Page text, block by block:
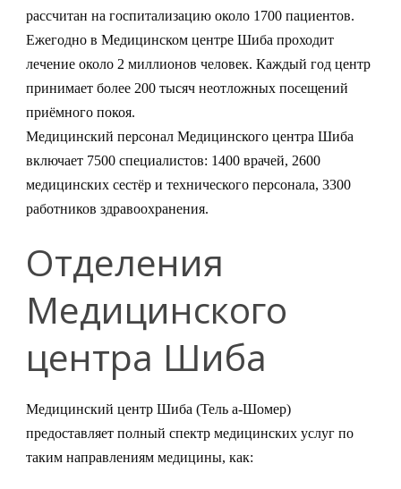
рассчитан на госпитализацию около 1700 пациентов.
Ежегодно в Медицинском центре Шиба проходит
лечение около 2 миллионов человек. Каждый год центр
принимает более 200 тысяч неотложных посещений
приёмного покоя.
Медицинский персонал Медицинского центра Шиба
включает 7500 специалистов: 1400 врачей, 2600
медицинских сестёр и технического персонала, 3300
работников здравоохранения.
Отделения
Медицинского
центра Шиба
Медицинский центр Шиба (Тель а-Шомер)
предоставляет полный спектр медицинских услуг по
таким направлениям медицины, как: